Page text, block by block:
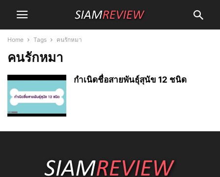
Home Tags คนรักหมา
คนรักหมา
กำเนิดชื่อสายพันธุ์สุนัข 12 ชนิด